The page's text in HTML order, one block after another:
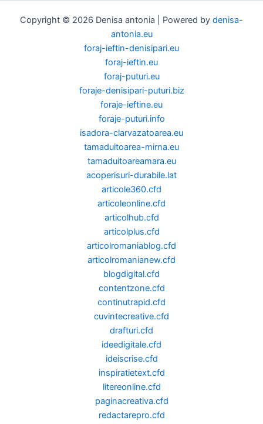
Copyright © 2026 Denisa antonia | Powered by denisa-
antonia.eu
foraj-ieftin-denisipari.eu
foraj-ieftin.eu
foraj-puturi.eu
foraje-denisipari-puturi.biz
foraje-ieftine.eu
foraje-puturi.info
isadora-clarvazatoarea.eu
tamaduitoarea-mirna.eu
tamaduitoareamara.eu
acoperisuri-durabile.lat
articole360.cfd
articoleonline.cfd
articolhub.cfd
articolplus.cfd
articolromaniablog.cfd
articolromanianew.cfd
blogdigital.cfd
contentzone.cfd
continutrapid.cfd
cuvintecreative.cfd
drafturi.cfd
ideedigitale.cfd
ideiscrise.cfd
inspiratietext.cfd
litereonline.cfd
paginacreativa.cfd
redactarepro.cfd